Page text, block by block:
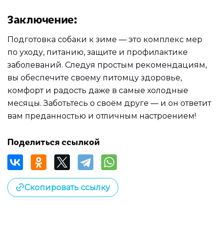
Заключение:
Подготовка собаки к зиме — это комплекс мер
по уходу, питанию, защите и профилактике
заболеваний. Следуя простым рекомендациям,
вы обеспечите своему питомцу здоровье,
комфорт и радость даже в самые холодные
месяцы. Заботьтесь о своём друге — и он ответит
вам преданностью и отличным настроением!
Поделиться ссылкой
Скопировать ссылку